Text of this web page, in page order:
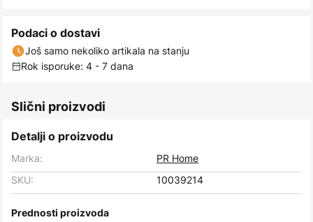
Podaci o dostavi
Još samo nekoliko artikala na stanju
Rok isporuke: 4 - 7 dana
Slični proizvodi
Detalji o proizvodu
Marka:
PR Home
SKU:
10039214
Prednosti proizvoda